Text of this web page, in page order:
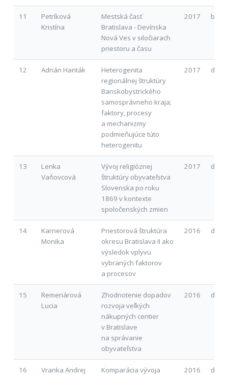
11
Petríková
Kristína
Mestská časť
Bratislava - Devínska
Nová Ves v siločiarach
priestoru a času
2017 b
12 Adrián Hanták
Heterogenita
regionálnej štruktúry
Banskobystrického
samosprávneho kraja;
faktory, procesy
a mechanizmy
podmieňujúce túto
heterogenitu
2017 d
13
Lenka
Vaňovcová
Vývoj religióznej
štruktúry obyvateľstva
Slovenska po roku
1869 v kontexte
spoločenských zmien
2017 d
14
Karnerová
Monika
Priestorová štruktúra
okresu Bratislava II ako
výsledok vplyvu
vybraných faktorov
a procesov
2016 d
15
Remenárová
Lucia
Zhodnotenie dopadov
rozvoja veľkých
nákupných centier
v Bratislave
na správanie
obyvateľstva
2016 d
16 Vranka Andrej
Komparácia vývoja
2016 d